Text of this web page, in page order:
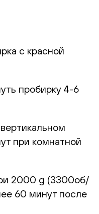
с красной
пробирку 4-6
при комнатной
2000 g (3300об/
60 минут после